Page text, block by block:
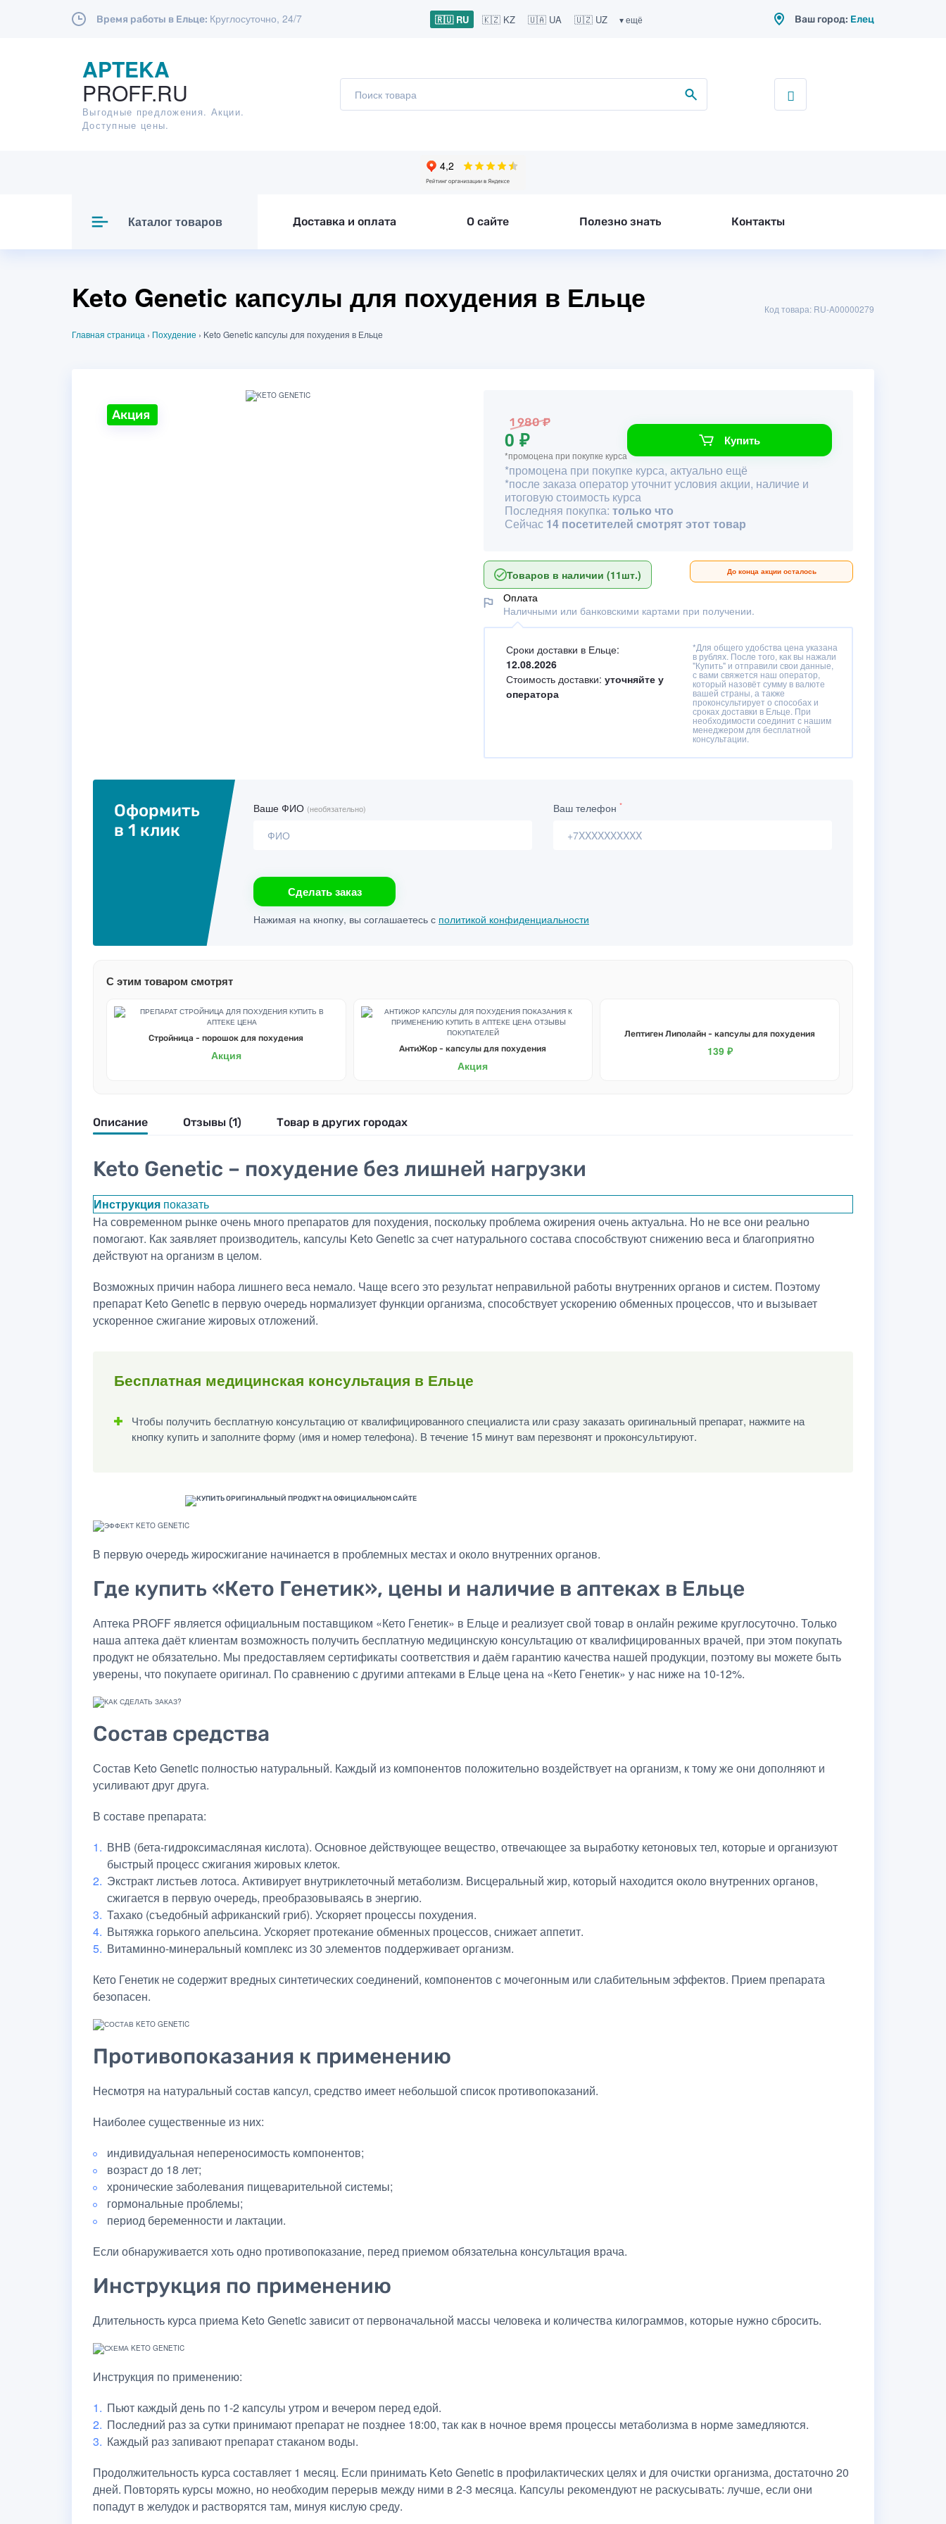
Время работы в Ельце: Круглосуточно, 24/7 🇷🇺 RU 🇰🇿 KZ 🇺🇦 UA 🇺🇿 UZ ▾ ещё Ваш город: Елец
APTEKA
PROFF.RU
Выгодные предложения. Акции.
Доступные цены.
Каталог товаров Доставка и оплата О сайте Полезно знать Контакты
Keto Genetic капсулы для похудения в Ельце
Главная страница › Похудение › Keto Genetic капсулы для похудения в Ельце
Код товара: RU-A00000279
Акция 1 980 ₽
0 ₽
*промоцена при покупке курса
Купить
*промоцена при покупке курса, актуально ещё
*после заказа оператор уточнит условия акции, наличие и
итоговую стоимость курса
Последняя покупка: только что
Сейчас 14 посетителей смотрят этот товар
Товаров в наличии (11шт.) До конца акции осталось
Оплата
Наличными или банковскими картами при получении.
Сроки доставки в Ельце:
12.08.2026
Стоимость доставки: уточняйте у
оператора
*Для общего удобства цена указана
в рублях. После того, как вы нажали
"Купить" и отправили свои данные,
с вами свяжется наш оператор,
который назовёт сумму в валюте
вашей страны, а также
проконсультирует о способах и
сроках доставки в Ельце. При
необходимости соединит с нашим
менеджером для бесплатной
консультации.
Оформить
в 1 клик
Ваше ФИО (необязательно) Ваш телефон *
Сделать заказ
Нажимая на кнопку, вы соглашаетесь с политикой конфиденциальности
С этим товаром смотрят
Стройница - порошок для похудения
Акция АнтиЖор - капсулы для похудения
Акция
Лептиген Липолайн - капсулы для похудения
139 ₽
Описание Отзывы (1) Товар в других городах
Keto Genetic – похудение без лишней нагрузки
Инструкция показать
На современном рынке очень много препаратов для похудения, поскольку проблема ожирения очень актуальна. Но не все они реально
помогают. Как заявляет производитель, капсулы Keto Genetic за счет натурального состава способствуют снижению веса и благоприятно
действуют на организм в целом.
Возможных причин набора лишнего веса немало. Чаще всего это результат неправильной работы внутренних органов и систем. Поэтому
препарат Keto Genetic в первую очередь нормализует функции организма, способствует ускорению обменных процессов, что и вызывает
ускоренное сжигание жировых отложений.
Бесплатная медицинская консультация в Ельце
Чтобы получить бесплатную консультацию от квалифицированного специалиста или сразу заказать оригинальный препарат, нажмите на
кнопку купить и заполните форму (имя и номер телефона). В течение 15 минут вам перезвонят и проконсультируют.
В первую очередь жиросжигание начинается в проблемных местах и около внутренних органов.
Где купить «Кето Генетик», цены и наличие в аптеках в Ельце
Аптека PROFF является официальным поставщиком «Кето Генетик» в Ельце и реализует свой товар в онлайн режиме круглосуточно. Только
наша аптека даёт клиентам возможность получить бесплатную медицинскую консультацию от квалифицированных врачей, при этом покупать
продукт не обязательно. Мы предоставляем сертификаты соответствия и даём гарантию качества нашей продукции, поэтому вы можете быть
уверены, что покупаете оригинал. По сравнению с другими аптеками в Ельце цена на «Кето Генетик» у нас ниже на 10-12%.
Состав средства
Состав Keto Genetic полностью натуральный. Каждый из компонентов положительно воздействует на организм, к тому же они дополняют и
усиливают друг друга.
В составе препарата:
ВНВ (бета-гидроксимасляная кислота). Основное действующее вещество, отвечающее за выработку кетоновых тел, которые и организуют
быстрый процесс сжигания жировых клеток.
Экстракт листьев лотоса. Активирует внутриклеточный метаболизм. Висцеральный жир, который находится около внутренних органов,
сжигается в первую очередь, преобразовываясь в энергию.
Тахако (съедобный африканский гриб). Ускоряет процессы похудения.
Вытяжка горького апельсина. Ускоряет протекание обменных процессов, снижает аппетит.
Витаминно-минеральный комплекс из 30 элементов поддерживает организм.
Кето Генетик не содержит вредных синтетических соединений, компонентов с мочегонным или слабительным эффектов. Прием препарата
безопасен.
Противопоказания к применению
Несмотря на натуральный состав капсул, средство имеет небольшой список противопоказаний.
Наиболее существенные из них:
индивидуальная непереносимость компонентов;
возраст до 18 лет;
хронические заболевания пищеварительной системы;
гормональные проблемы;
период беременности и лактации.
Если обнаруживается хоть одно противопоказание, перед приемом обязательна консультация врача.
Инструкция по применению
Длительность курса приема Keto Genetic зависит от первоначальной массы человека и количества килограммов, которые нужно сбросить.
Инструкция по применению:
Пьют каждый день по 1-2 капсулы утром и вечером перед едой.
Последний раз за сутки принимают препарат не позднее 18:00, так как в ночное время процессы метаболизма в норме замедляются.
Каждый раз запивают препарат стаканом воды.
Продолжительность курса составляет 1 месяц. Если принимать Keto Genetic в профилактических целях и для очистки организма, достаточно 20
дней. Повторять курсы можно, но необходим перерыв между ними в 2-3 месяца. Капсулы рекомендуют не раскусывать: лучше, если они
попадут в желудок и растворятся там, минуя кислую среду.